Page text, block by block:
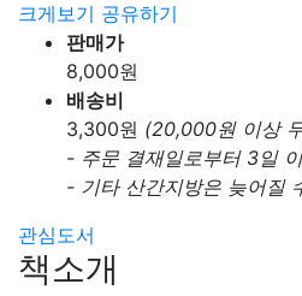
크게보기 공유하기
판매가
8,000원
배송비
3,300원 (20,000원 이상
- 주문 결재일로부터 3일
- 기타 산간지방은 늦어질
관심도서
책소개